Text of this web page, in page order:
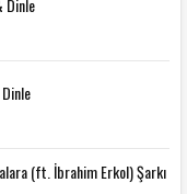
(ft. İbrahim Erkol) Şarkı